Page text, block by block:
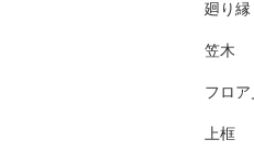
廻り縁
笠木
フロ
上框